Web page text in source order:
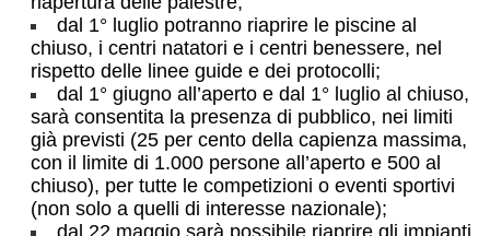
dal 1° luglio potranno riaprire le piscine al
chiuso, i centri natatori e i centri benessere, nel
rispetto delle linee guide e dei protocolli;
dal 1° giugno all’aperto e dal 1° luglio al chiuso,
sarà consentita la presenza di pubblico, nei limiti
già previsti (25 per cento della capienza massima,
con il limite di 1.000 persone all’aperto e 500 al
chiuso), per tutte le competizioni o eventi sportivi
(non solo a quelli di interesse nazionale);
dal 22 maggio sarà possibile riaprire gli impianti